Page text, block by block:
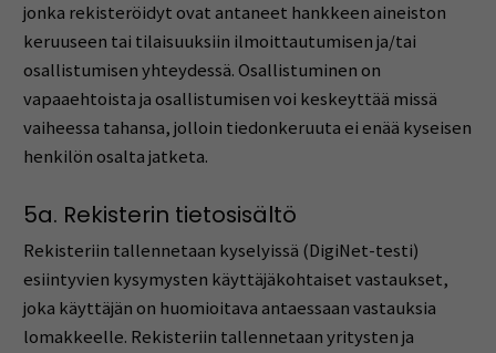
jonka rekisteröidyt ovat antaneet hankkeen aineiston
keruuseen tai tilaisuuksiin ilmoittautumisen ja/tai
osallistumisen yhteydessä. Osallistuminen on
vapaaehtoista ja osallistumisen voi keskeyttää missä
vaiheessa tahansa, jolloin tiedonkeruuta ei enää kyseisen
henkilön osalta jatketa.
5a. Rekisterin tietosisältö
Rekisteriin tallennetaan kyselyissä (DigiNet-testi)
esiintyvien kysymysten käyttäjäkohtaiset vastaukset,
joka käyttäjän on huomioitava antaessaan vastauksia
lomakkeelle. Rekisteriin tallennetaan yritysten ja